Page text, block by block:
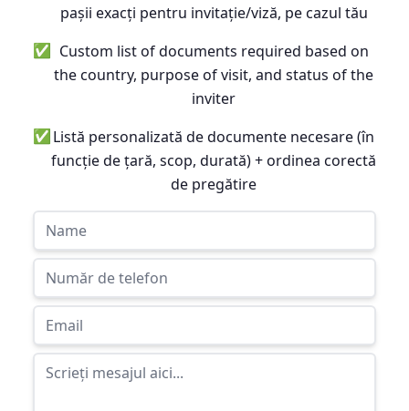
pașii exacți pentru invitație/viză, pe cazul tău
✅ Custom list of documents required based on
the country, purpose of visit, and status of the
inviter
✅Listă personalizată de documente necesare (în
funcție de țară, scop, durată) + ordinea corectă
de pregătire